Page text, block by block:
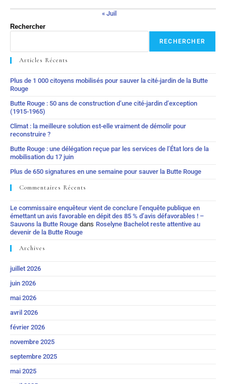
« Juil
Rechercher
RECHERCHER
Articles Récents
Plus de 1 000 citoyens mobilisés pour sauver la cité-jardin de la Butte
Rouge
Butte Rouge : 50 ans de construction d’une cité-jardin d’exception
(1915-1965)
Climat : la meilleure solution est-elle vraiment de démolir pour
reconstruire ?
Butte Rouge : une délégation reçue par les services de l’État lors de la
mobilisation du 17 juin
Plus de 650 signatures en une semaine pour sauver la Butte Rouge
Commentaires Récents
Le commissaire enquêteur vient de conclure l’enquête publique en
émettant un avis favorable en dépit des 85 % d’avis défavorables ! –
Sauvons la Butte Rouge dans Roselyne Bachelot reste attentive au
devenir de la Butte Rouge
Archives
juillet 2026
juin 2026
mai 2026
avril 2026
février 2026
novembre 2025
septembre 2025
mai 2025